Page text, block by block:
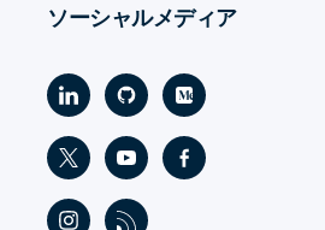
ソーシャルメディア